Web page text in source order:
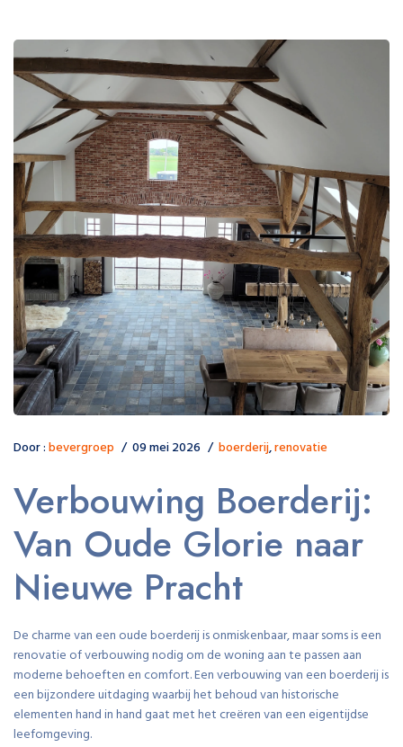
Door :bevergroep 09 mei 2026 boerderij,renovatie
Verbouwing Boerderij:
Van Oude Glorie naar
Nieuwe Pracht
De charme van een oude boerderij is onmiskenbaar, maar soms is een
renovatie of verbouwing nodig om de woning aan te passen aan
moderne behoeften en comfort. Een verbouwing van een boerderij is
een bijzondere uitdaging waarbij het behoud van historische
elementen hand in hand gaat met het creëren van een eigentijdse
leefomgeving.